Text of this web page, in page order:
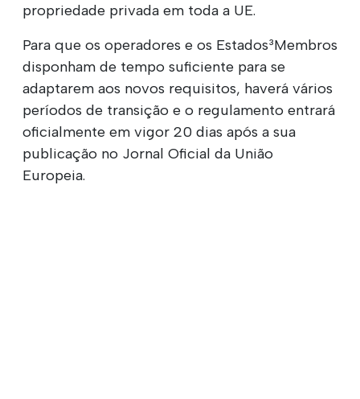
propriedade privada em toda a UE.
Para que os operadores e os Estados³Membros
disponham de tempo suficiente para se
adaptarem aos novos requisitos, haverá vários
períodos de transição e o regulamento entrará
oficialmente em vigor 20 dias após a sua
publicação no Jornal Oficial da União
Europeia.